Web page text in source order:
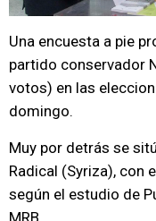
Una encuesta a pie
partido conservador
votos) en las
domingo.
Muy por detrás se
Radical (Syriza), con
según el estudio de
MRB.